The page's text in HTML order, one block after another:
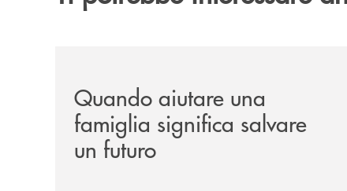
Quando aiutare una
famiglia significa salvare
un futuro